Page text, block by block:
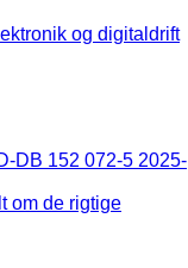
og digitaldrift
DB 152 072-5 2025-
om de rigtige